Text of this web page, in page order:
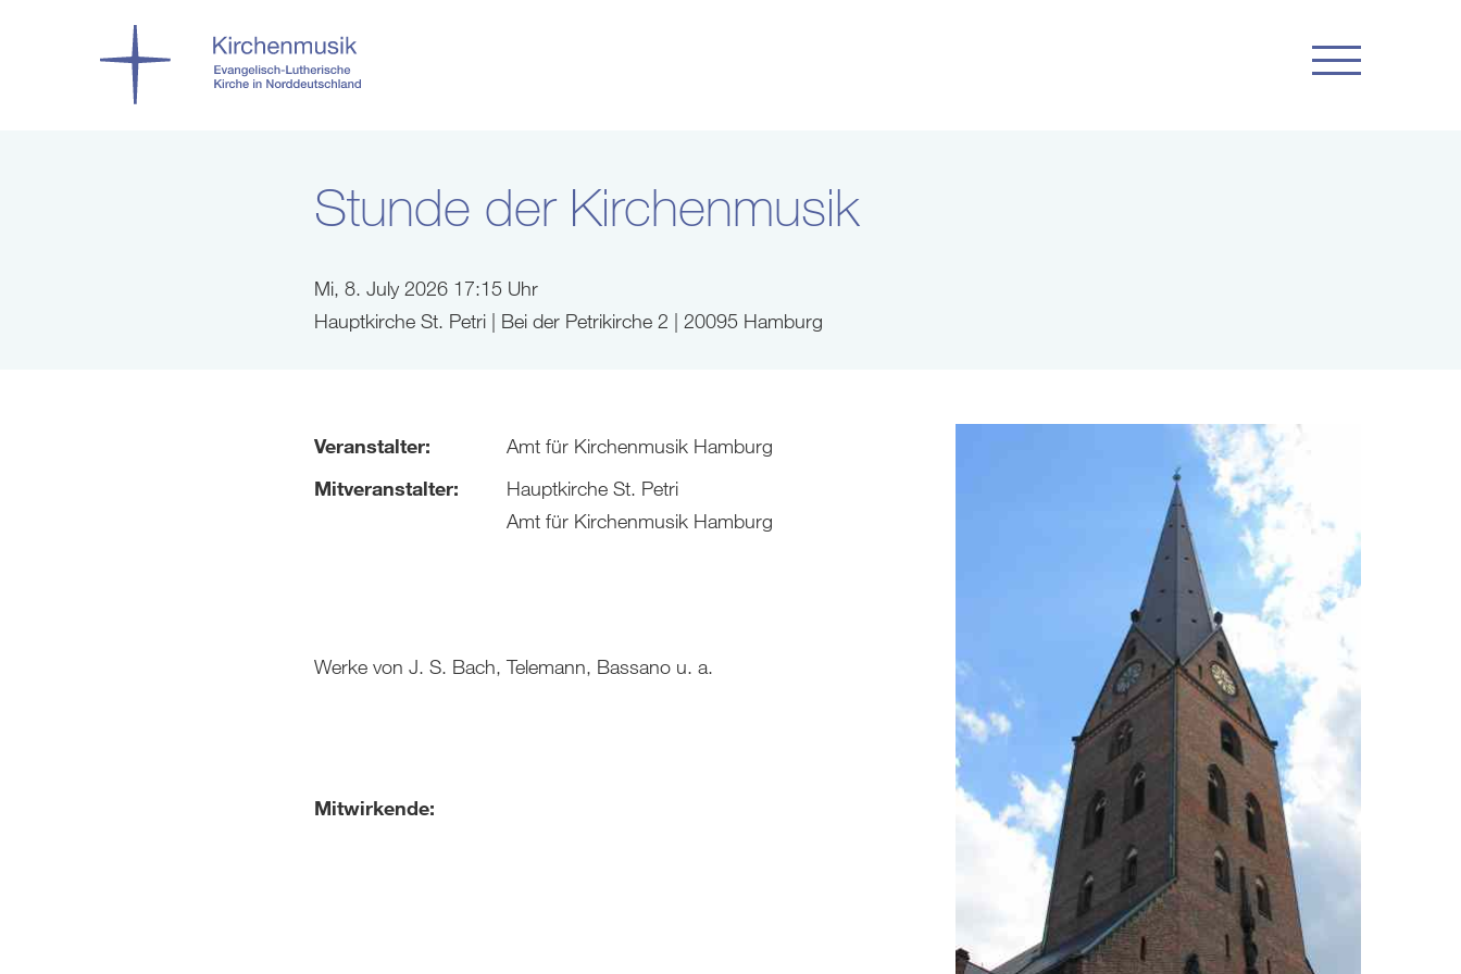
Stunde der Kirchenmusik
Mi, 8. July 2026 17:15 Uhr
Hauptkirche St. Petri | Bei der Petrikirche 2 | 20095 Hamburg
Veranstalter:
Amt für Kirchenmusik Hamburg
Mitveranstalter:
Hauptkirche St. Petri
Amt für Kirchenmusik Hamburg
Werke von J. S. Bach, Telemann, Bassano u. a.
Mitwirkende: